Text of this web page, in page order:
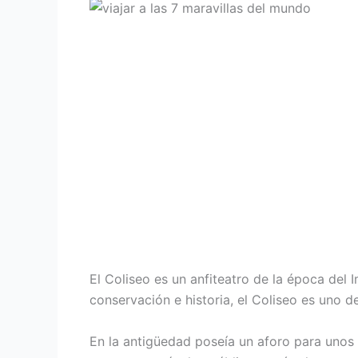
El Coliseo es un anfiteatro de la época del
conservación e historia, el Coliseo es uno
En la antigüedad poseía un aforo para